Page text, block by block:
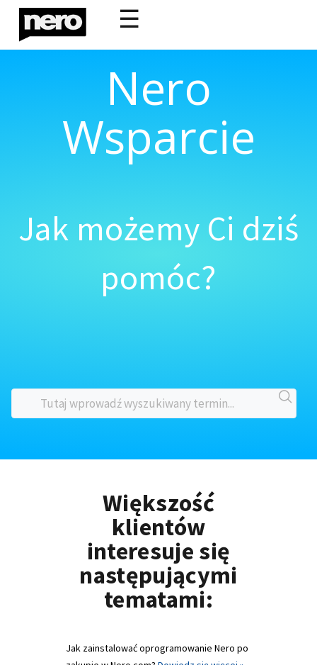
☰
Nero
Wsparcie
Jak możemy Ci dziś
pomóc?
Większość
klientów
interesuje się
następującymi
tematami:
Jak zainstalować oprogramowanie Nero po